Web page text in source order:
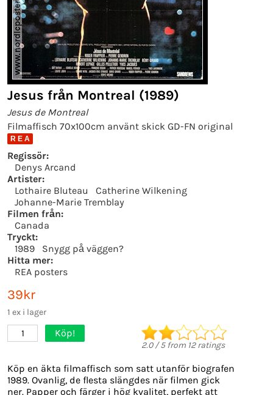
Jesus från Montreal (1989)
Jesus de Montreal
Filmaffisch 70x100cm använt skick GD-FN original
R E A
Regissör:
Denys Arcand
Artister:
Lothaire Bluteau
Catherine Wilkening
Johanne-Marie Tremblay
Filmen från:
Canada
Tryckt:
1989
Snygg på väggen?
Hitta mer:
REA posters
39kr
1 ex i lager
1 Köp!
2.0/5from 12ratings
Köp en äkta filmaffisch som satt utanför biografen
1989. Ovanlig, de flesta slängdes när filmen gick
ner. Papper och färger i hög kvalitet, perfekt att